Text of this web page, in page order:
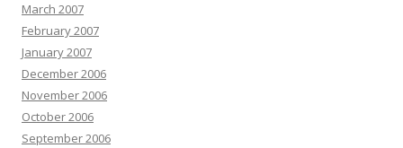
March 2007
February 2007
January 2007
December 2006
November 2006
October 2006
September 2006